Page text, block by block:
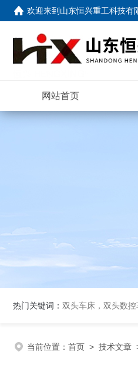
欢迎来到 山东恒兴重工科技有
网站首页
热门关键词： 双头车床，双头数
当前位置： 首页 > 技术文章